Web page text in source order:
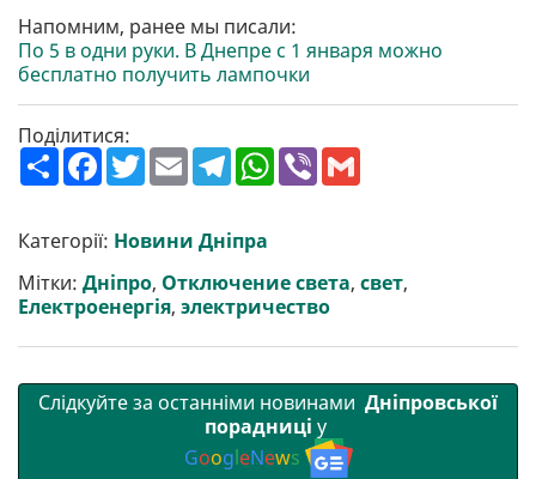
Напомним, ранее мы писали:
По 5 в одни руки. В Днепре с 1 января можно
бесплатно получить лампочки
Поділитися:
П
о
р
и
т
и
F
a
b
o
o
k
T
w
t
e
r
E
m
l
T
e
g
r
a
m
W
h
p
p
V
Категорії: Новини Дніпра
Мітки: Дніпро, Отключение света, свет,
Електроенергія, электричество
Слідкуйте за останніми новинами Дніпровської
порадниці у
GoogleNews